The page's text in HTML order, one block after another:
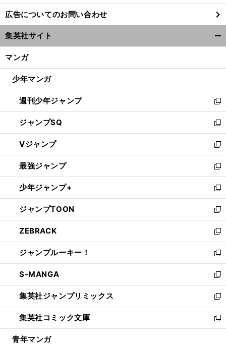
し
い
ウ
ィ
ン
ウ
開
く
広告についてのお問い合わせ
集英社サイト
マンガ
少年マンガ
週刊少年ジャンプ
新
し
い
ウ
ィ
ン
ド
ウ
で
開
く
ジャンプSQ
新
し
い
ウ
ィ
ン
ド
ウ
で
開
く
Vジャンプ
新
し
い
ウ
ィ
ン
ド
ウ
で
開
く
最強ジャンプ
新
し
い
ウ
ィ
ン
ド
ウ
で
開
く
少年ジャンプ+
新
し
い
ウ
ィ
ン
ド
ウ
で
開
く
ジャンプTOON
新
し
い
ウ
ィ
ン
ド
ウ
で
開
く
ZEBRACK
新
し
い
ウ
ィ
ン
ド
ウ
で
開
ジャンプルーキー！
新
し
い
ウ
ィ
ン
ド
ウ
S-MANGA
新
し
い
ウ
ィ
ン
集英社ジャンプリミックス
新
し
い
ウ
集英社コミック文庫
新
し
青年マンガ